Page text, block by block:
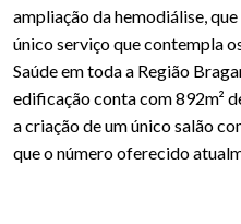
ampliação da hemodiálise,
único serviço que contempla
Saúde em toda a Região
edificação conta com 892m²
a criação de um único salão
que o número oferecido